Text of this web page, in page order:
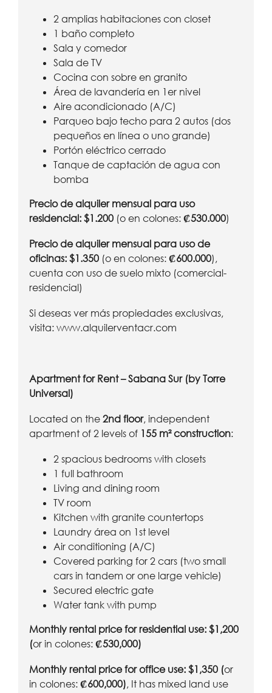
2 amplias habitaciones con closet
1 baño completo
Sala y comedor
Sala de TV
Cocina con sobre en granito
Área de lavandería en 1er nivel
Aire acondicionado (A/C)
Parqueo bajo techo para 2 autos (dos
pequeños en línea o uno grande)
Portón eléctrico cerrado
Tanque de captación de agua con
bomba
Precio de alquiler mensual para uso
residencial: $1.200 (o en colones: ₡530.000)
Precio de alquiler mensual para uso de
oficinas: $1.350 (o en colones: ₡600.000),
cuenta con uso de suelo mixto (comercial-
residencial)
Si deseas ver más propiedades exclusivas,
visita: www.alquilerventacr.com
Apartment for Rent – Sabana Sur (by Torre
Universal)
Located on the 2nd floor, independent
apartment of 2 levels of 155 m² construction:
2 spacious bedrooms with closets
1 full bathroom
Living and dining room
TV room
Kitchen with granite countertops
Laundry área on 1st level
Air conditioning (A/C)
Covered parking for 2 cars (two small
cars in tandem or one large vehicle)
Secured electric gate
Water tank with pump
Monthly rental price for residential use: $1,200
(or in colones: ₡530,000)
Monthly rental price for office use: $1,350 (or
in colones: ₡600,000), It has mixed land use